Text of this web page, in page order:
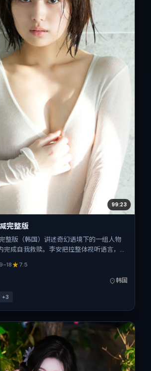
99:23
完整版
整版（韩国）讲述奇幻语境下的一组人物
完成自我救赎。李安把控整体视听语言，松
登陆院线与网络平台，国庆档前后公映，
18 7.5
韩国
+3